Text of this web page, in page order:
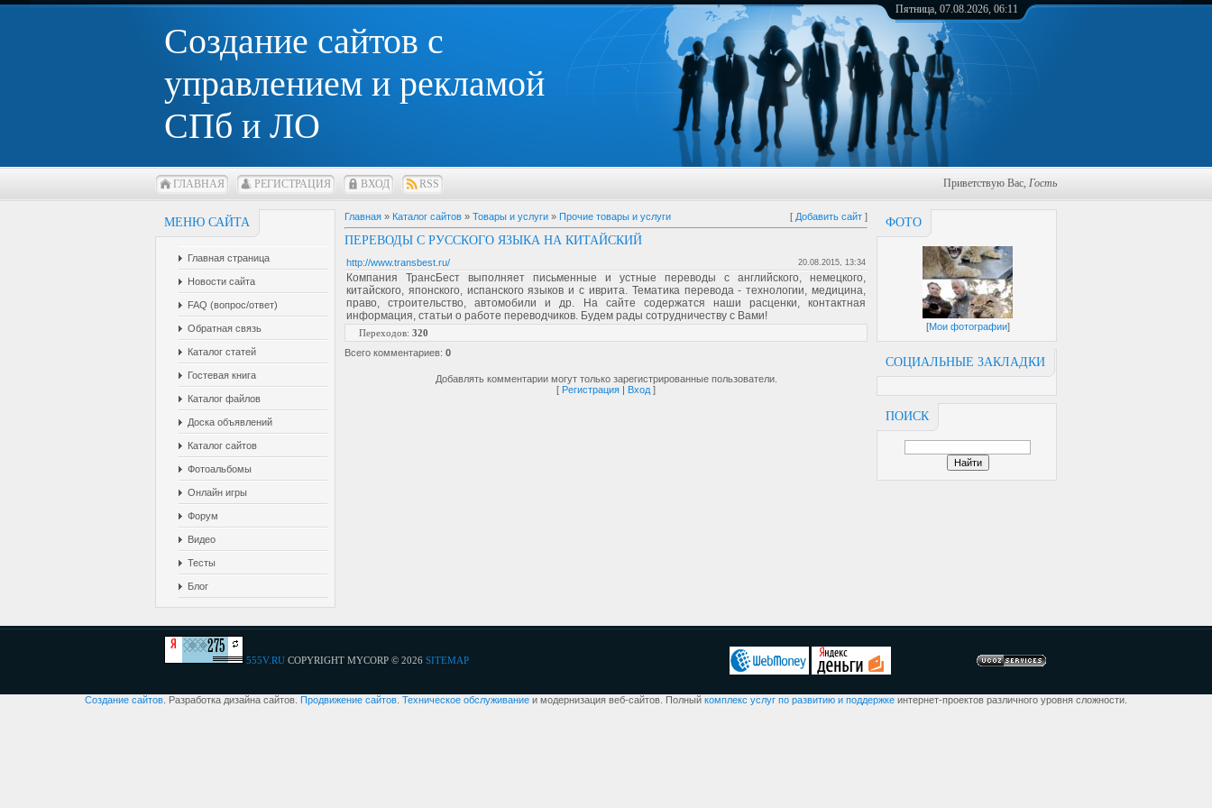
Создание сайтов с
управлением и рекламой
СПб и ЛО
Пятница, 07.08.2026, 06:11
ГЛАВНАЯ РЕГИСТРАЦИЯ ВХОД RSS Приветствую Вас, Гость
МЕНЮ САЙТА
Главная страница
Новости сайта
FAQ (вопрос/ответ)
Обратная связь
Каталог статей
Гостевая книга
Каталог файлов
Доска объявлений
Каталог сайтов
Фотоальбомы
Онлайн игры
Форум
Видео
Тесты
Блог
ФОТО
[Мои фотографии]
СОЦИАЛЬНЫЕ ЗАКЛАДКИ
ПОИСК
Главная » Каталог сайтов » Товары и услуги » Прочие товары и услуги [ Добавить сайт ]
ПЕРЕВОДЫ С РУССКОГО ЯЗЫКА НА КИТАЙСКИЙ
http://www.transbest.ru/ 20.08.2015, 13:34
Компания ТрансБест выполняет письменные и устные переводы с английского, немецкого,
китайского, японского, испанского языков и с иврита. Тематика перевода - технологии, медицина,
право, строительство, автомобили и др. На сайте содержатся наши расценки, контактная
информация, статьи о работе переводчиков. Будем рады сотрудничеству с Вами!
Переходов: 320
Всего комментариев: 0
Добавлять комментарии могут только зарегистрированные пользователи.
[ Регистрация | Вход ]
555V.RU COPYRIGHT MYCORP © 2026 SITEMAP
Создание сайтов . Разработка дизайна сайтов. Продвижение сайтов Техническое обслуживание и модернизация веб-сайтов. Полный комплекс услуг по развитию и поддержке интернет-проектов различного уровня сложности.